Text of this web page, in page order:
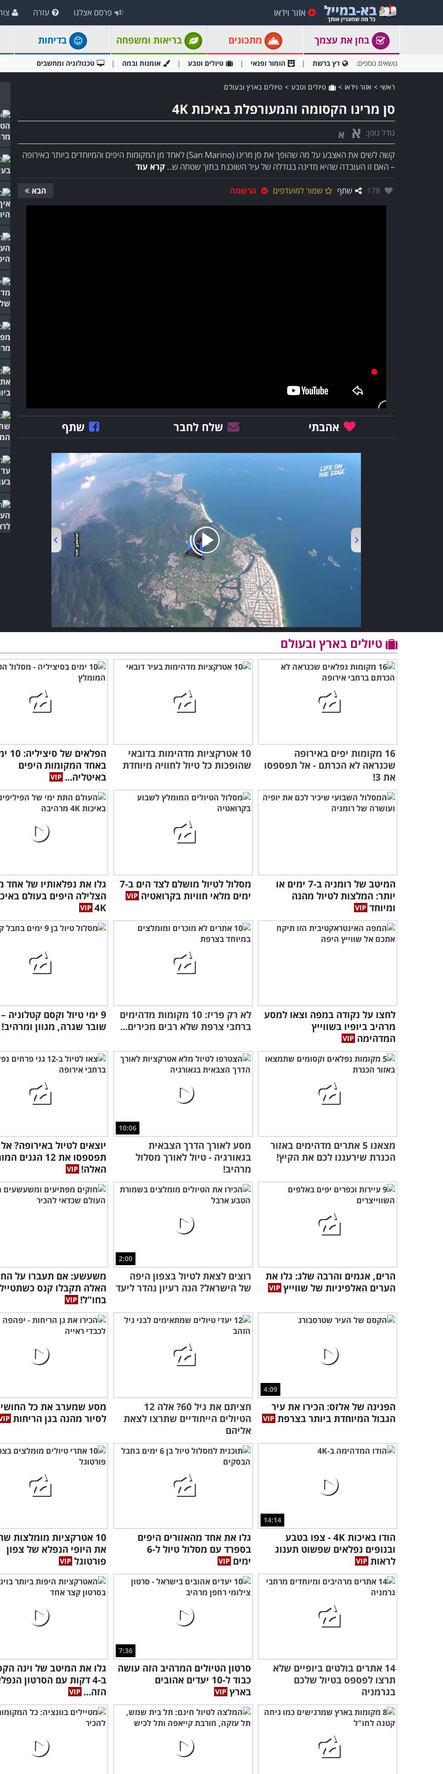
אזור וידאו פרסם אצלנו עזרה
בחן את עצמך מתכונים בריאות ומשפחה בדיחות
נושאים נוספים: רץ ברשת הומור ופנאי טיולים וטבע אומנות ובמה טכנולוגיה ומחשבים
ראשי > אזור וידאו > טיולים וטבע > טיולים בארץ ובעולם
סן מרינו הקסומה והמעורפלת באיכות 4K
גודל גופן: א א
קשה לשים את האצבע על מה שהופך את סן מרינו (San Marino) לאחד מן המקומות היפים והמיוחדים ביותר באירופה
– האם זו העובדה שהיא מדינה בגודלה של עיר השוכנת בתוך שטחה ש.. קרא עוד
אהבו:
178 שתף שמור למועדפים הרשמה הבא
אהבתי שלח לחבר שתף
00:00/ 04:22
טיולים בארץ ובעולם
16 מקומות יפים באירופה
שכנראה לא הכרתם - אל תפספסו
את 3!
10 אטרקציות מדהימות בדובאי
שהופכות כל טיול לחוויה מיוחדת
הפלאים
באחד המקומות היפים
באיטליה...
המיטב של רומניה ב-7 ימים או
יותר: המלצות לטיול מהנה
ומיוחד
מסלול לטיול מושלם לצד הים ב-7
ימים מלאי חוויות בקרואטיה
גלו את נפלאותיו של אחד
הצלילה היפים בעולם
4K
לחצו על נקודה במפה וצאו למסע
מרהיב ביופיו בשווייץ
המדהימה
לא רק פריז: 10 מקומות מדהימים
ברחבי צרפת שלא רבים מכירים...
9 ימי טיול וקסם קטלוניה
שובר שגרה, מגוון ומרהיב!
מצאנו 5 אתרים מדהימים באזור
הכנרת שירעננו לכם את הקיץ!
10:06
מסע לאורך הדרך הצבאית
בגאורגיה - טיול לאורך מסלול
מרהיב!
יוצאים לטיול באירופה? אל
תפספסו את 12
האלה!
הרים, אגמים והרבה שלג: גלו את
הערים האלפיניות של שווייץ
2:00
רוצים לצאת לטיול בצפון היפה
של הישראל? הנה רעיון נהדר ליעד
משעשע: אם תעברו על
האלה תקבלו קנס
בחו"ל!
4:09
הפנינה של אלזס: הכירו את עיר
הגבול המיוחדת ביותר בצרפת
חציתם את גיל 60? אלה 12
הטיולים הייחודיים שתרצו לצאת
אליהם
מסע שמערב את כל
לסיור מהנה בגן הריחות
14:14
הודו באיכות 4K - צפו בטבע
ובנופים נפלאים שפשוט תענוג
לראות
גלו את אחד מהאזורים היפים
בספרד עם מסלול טיול ל-6
ימים
10 אטרקציות מומלצות
את היופי הנפלא של צפון
פורטוגל
14 אתרים בולטים ביופיים שלא
תרצו לפספס בטיול שלכם
בגרמניה
7:36
סרטון הטיולים המרהיב הזה עושה
כבוד ל-10 יעדים אהובים
בארץ
גלו את המיטב של וינה
ב-4 דקות עם הסרטון
הזה...